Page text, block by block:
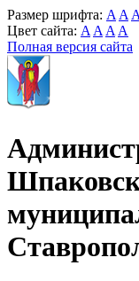
Размер шрифта: A A A
Цвет сайта: A A A A
Полная версия сайта